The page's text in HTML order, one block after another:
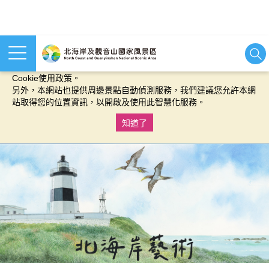
本網站使用cookies等相關技術以持續優化網站服務，並有助於為
您提供更佳的體驗，當您繼續使用本網站即表示您同意我們的
Cookie使用政策。
另外，本網站也提供周邊景點自動偵測服務，我們建議您允許本網
站取得您的位置資訊，以開啟及使用此智慧化服務。
知道了